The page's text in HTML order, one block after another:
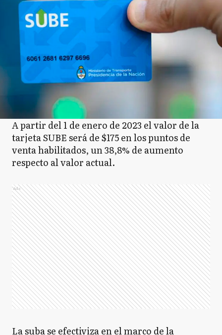
A partir del 1 de enero de 2023 el valor de la
tarjeta SUBE será de $175 en los puntos de
venta habilitados, un 38,8% de aumento
respecto al valor actual.
Ads
La suba se efectiviza en el marco de la